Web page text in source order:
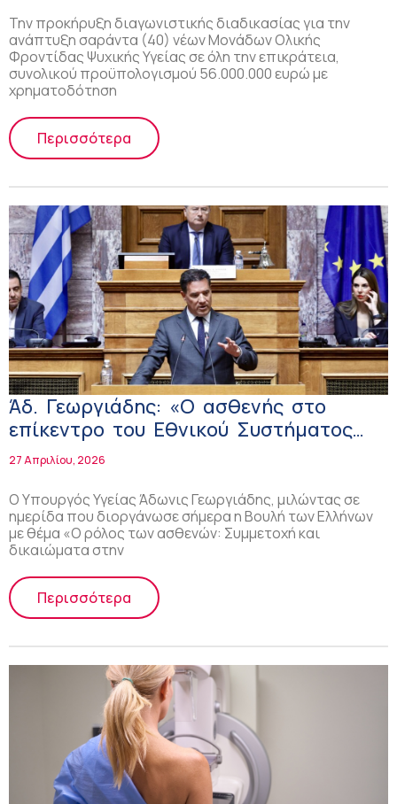
Την προκήρυξη διαγωνιστικής διαδικασίας για την
ανάπτυξη σαράντα (40) νέων Μονάδων Ολικής
Φροντίδας Ψυχικής Υγείας σε όλη την επικράτεια,
συνολικού προϋπολογισμού 56.000.000 ευρώ με
χρηματοδότηση
Περισσότερα
Άδ. Γεωργιάδης: «Ο ασθενής στο
επίκεντρο του Εθνικού Συστήματος
Υγείας» – Ομιλία του Υπουργού Υγείας
σε ημερίδα της Βουλής
27 Απριλίου, 2026
Ο Υπουργός Υγείας Άδωνις Γεωργιάδης, μιλώντας σε
ημερίδα που διοργάνωσε σήμερα η Βουλή των Ελλήνων
με θέμα «Ο ρόλος των ασθενών: Συμμετοχή και
δικαιώματα στην
Περισσότερα